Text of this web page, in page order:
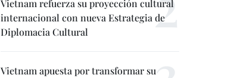
Vietnam refuerza su proyección cultural
internacional con nueva Estrategia de
Diplomacia Cultural
Vietnam apuesta por transformar su